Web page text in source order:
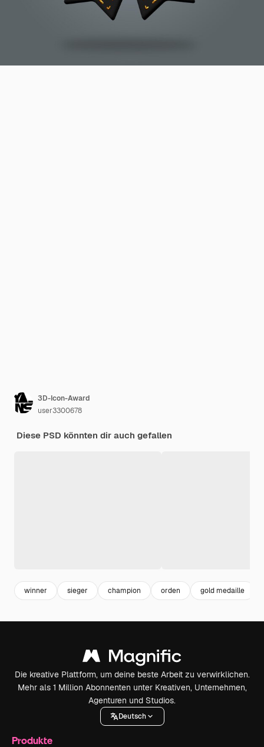
3D-Icon-Award
user3300678
Diese PSD könnten dir auch gefallen
winner sieger champion orden gold medaille
Die kreative Plattform, um deine beste Arbeit zu verwirklichen.
Mehr als 1 Million Abonnenten unter Kreativen, Unternehmen,
Agenturen und Studios.
Deutsch
Produkte